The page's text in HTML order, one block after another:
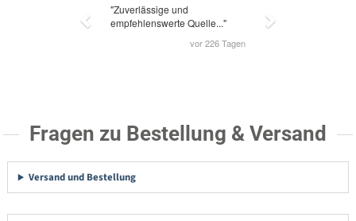
Fragen zu Bestellung & Versand
Versand und Bestellung